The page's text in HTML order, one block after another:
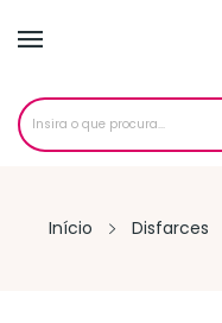
Início Disfarces